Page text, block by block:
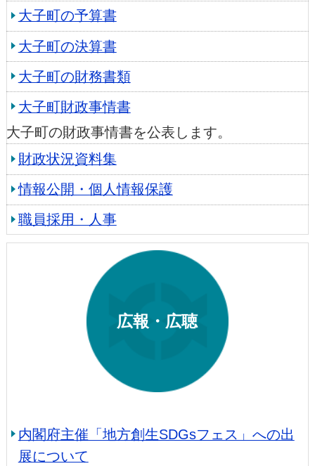
大子町の予算書
大子町の決算書
大子町の財務書類
大子町財政事情書
大子町の財政事情書を公表します。
財政状況資料集
情報公開・個人情報保護
職員採用・人事
広報・広聴
内閣府主催「地方創生SDGsフェス」への出
展について